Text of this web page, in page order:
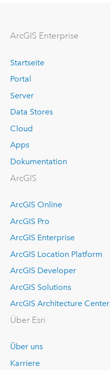
ArcGIS Enterprise
Startseite
Portal
Server
Data Stores
Cloud
Apps
Dokumentation
ArcGIS
ArcGIS Online
ArcGIS Pro
ArcGIS Enterprise
ArcGIS Location Platform
ArcGIS Developer
ArcGIS Solutions
ArcGIS Architecture Center
Über Esri
Über uns
Karriere